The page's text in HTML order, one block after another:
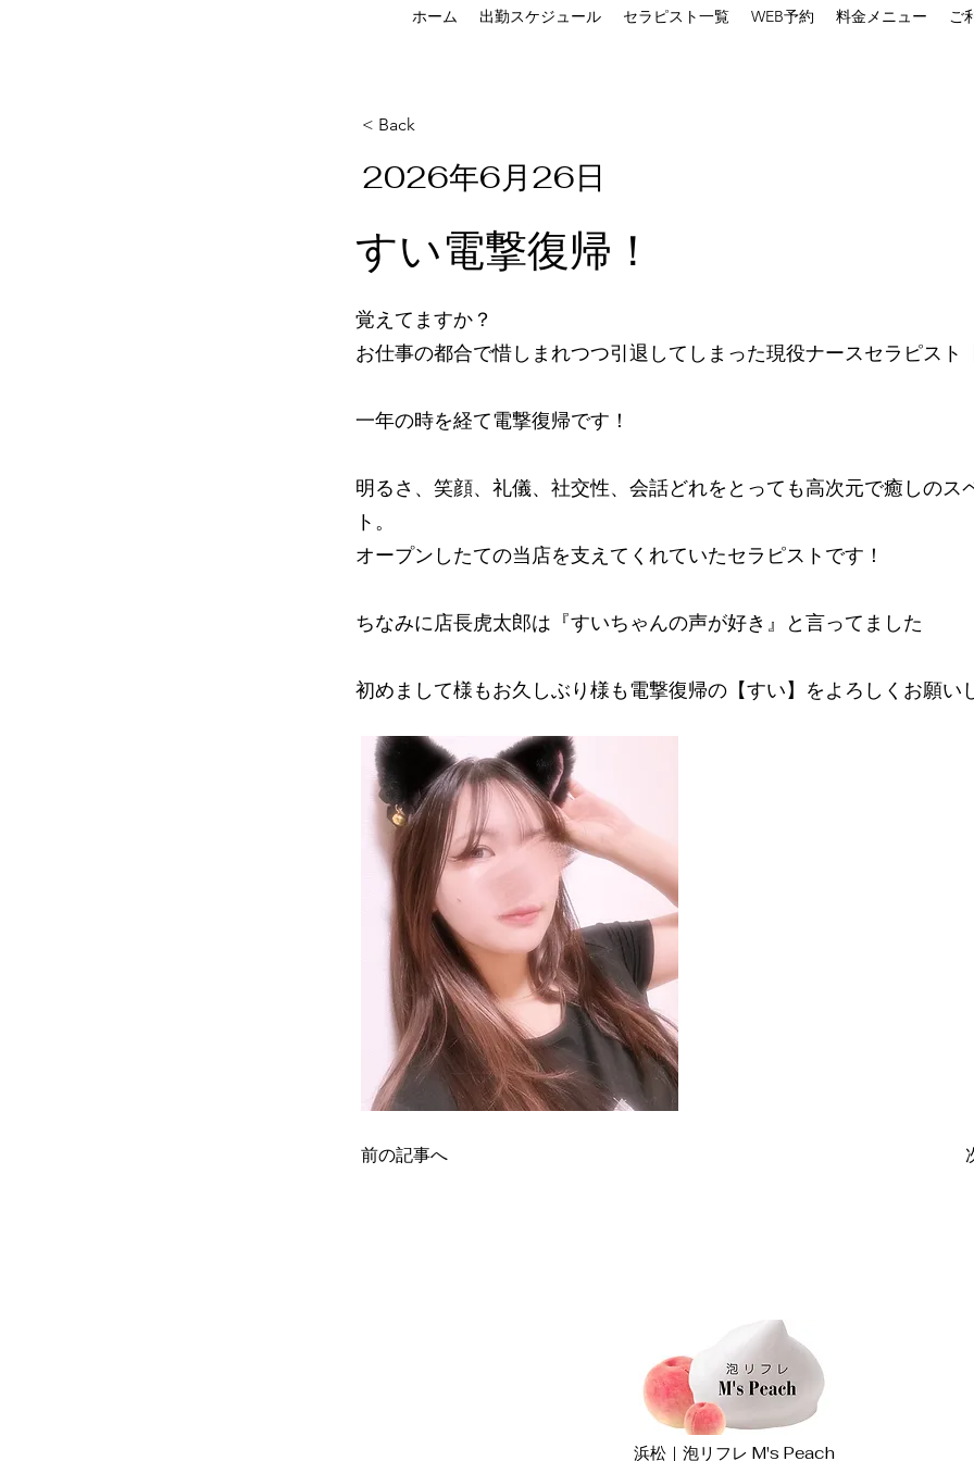
ホーム 出勤スケジュール セラピスト一覧 WEB予約 料金メニュー ご
< Back
2026年6月26日
すい電撃復帰！
覚えてますか？
お仕事の都合で惜しまれつつ引退してしまった現役ナースセラピスト
一年の時を経て電撃復帰です！
明るさ、笑顔、礼儀、社交性、会話どれをとっても高次元で癒しのス
ト。
オープンしたての当店を支えてくれていたセラピストです！
ちなみに店長虎太郎は『すいちゃんの声が好き』と言ってました
初めまして様もお久しぶり様も電撃復帰の【すい】をよろしくお願い
前の記事へ
浜松｜泡リフレ M's Peach